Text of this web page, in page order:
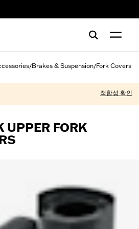
/Brakes & Suspension/Fork Covers
적합성 확인
UPPER FORK